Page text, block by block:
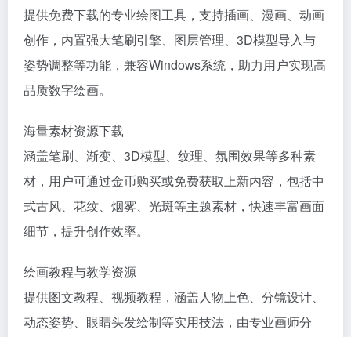
提供免费下载的专业绘图工具，支持插画、漫画、动画
创作，内置强大笔刷引擎、图层管理、3D模型导入与
姿势调整等功能，兼容Windows系统，助力用户实现高
品质数字绘画。
海量素材资源下载
涵盖笔刷、渐变、3D模型、纹理、氛围效果等多种素
材，用户可通过金币购买或免费获取上新内容，包括中
式古风、花纹、烟雾、光斑等主题素材，快速丰富画面
细节，提升创作效率。
绘画教程与教学资源
提供图文教程、视频教程，涵盖人物上色、分镜设计、
动态姿势、眼睛头发绘制等实用技法，由专业画师分